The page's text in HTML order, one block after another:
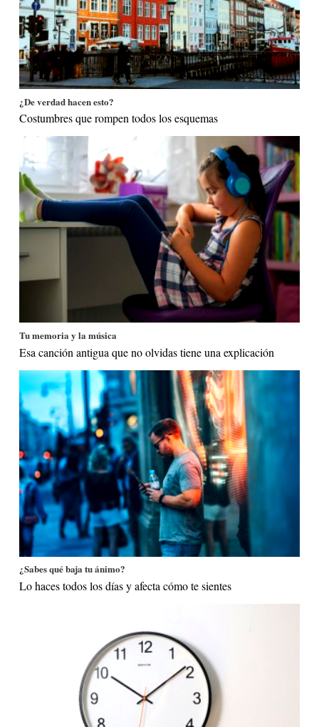
¿De verdad hacen esto?
Costumbres que rompen todos los esquemas
Tu memoria y la música
Esa canción antigua que no olvidas tiene una explicación
¿Sabes qué baja tu ánimo?
Lo haces todos los días y afecta cómo te sientes